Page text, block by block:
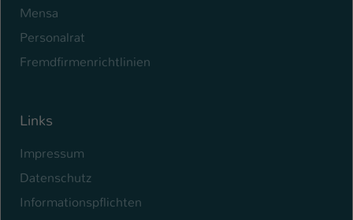
Mensa
Personalrat
Fremdfirmenrichtlinien
Links
Impressum
Datenschutz
Informationspflichten